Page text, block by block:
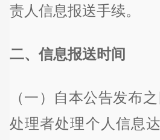
责人信息报送手续。
二、信息报送时间
（一）自本公告发布
处理者处理个人信息